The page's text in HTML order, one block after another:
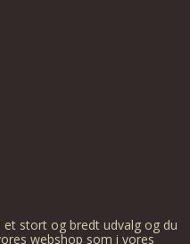
stort og bredt udvalg og du
webshop som i vores